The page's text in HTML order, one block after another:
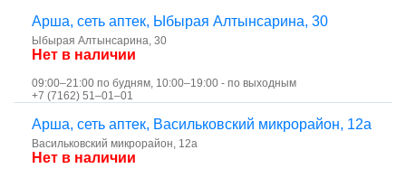
Арша, сеть аптек, Ыбырая Алтынсарина, 30
Ыбырая Алтынсарина, 30
Нет в наличии
09:00–21:00 по будням, 10:00–19:00 - по выходным
+7 (7162) 51‒01‒01
Арша, сеть аптек, Васильковский микрорайон, 12а
​Васильковский микрорайон, 12а
Нет в наличии